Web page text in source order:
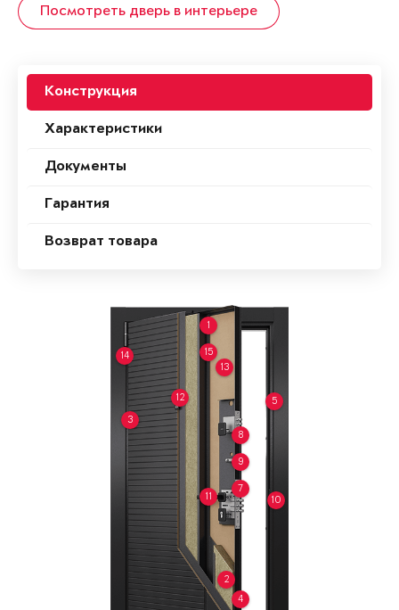
Посмотреть дверь в интерьере
Конструкция
Характеристики
Документы
Гарантия
Возврат товара
1
2
3
4
5
7
8
9
10
11
12
13
14 15